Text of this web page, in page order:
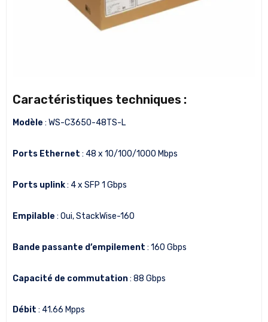
Caractéristiques techniques :
Modèle : WS-C3650-48TS-L
Ports Ethernet : 48 x 10/100/1000 Mbps
Ports uplink: 4 x SFP 1 Gbps
Empilable : Oui, StackWise-160
Bande passante d’empilement : 160 Gbps
Capacité de commutation: 88 Gbps
Débit : 41.66 Mpps